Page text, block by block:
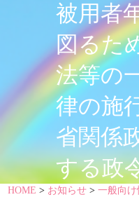
被用者
図るた
法等の
律の施
省関係
する政
HOME > お知らせ >一般向け